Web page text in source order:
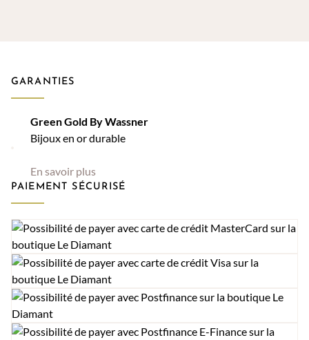
GARANTIES
Green Gold By Wassner
Bijoux en or durable
En savoir plus
PAIEMENT SÉCURISÉ